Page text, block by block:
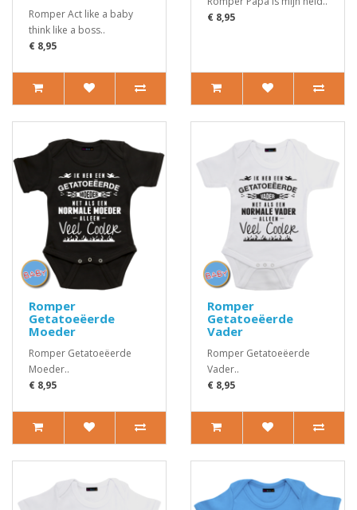
Romper Act like a baby
think like a boss..
€ 8,95
€ 8,95
Romper
Getatoeëerde
Moeder
Romper Getatoeëerde
Moeder..
€ 8,95
Romper
Getatoeëerde
Vader
Romper Getatoeëerde
Vader..
€ 8,95